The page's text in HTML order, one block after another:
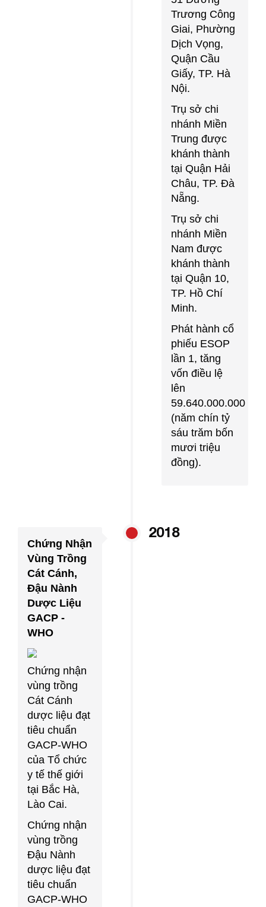
Trương Công
Giai, Phường
Dịch Vọng,
Quận Cầu
Giấy, TP. Hà
Nội.
Trụ sở chi
nhánh Miền
Trung được
khánh thành
tại Quận Hải
Châu, TP. Đà
Nẵng.
Trụ sở chi
nhánh Miền
Nam được
khánh thành
tại Quận 10,
TP. Hồ Chí
Minh.
Phát hành cổ
phiếu ESOP
lần 1, tăng
vốn điều lệ
lên
59.640.000.000
(năm chín tỷ
sáu trăm bốn
mươi triệu
đồng).
2018
Chứng Nhận
Vùng Trồng
Cát Cánh,
Đậu Nành
Dược Liệu
GACP -
WHO
Chứng nhận
vùng trồng
Cát Cánh
dược liệu đạt
tiêu chuẩn
GACP-WHO
của Tổ chức
y tế thế giới
tại Bắc Hà,
Lào Cai.
Chứng nhận
vùng trồng
Đậu Nành
dược liệu đạt
tiêu chuẩn
GACP-WHO